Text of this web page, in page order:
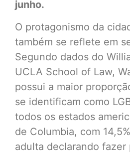
junho.
O protagonismo da
também se reflete em
Segundo dados do
UCLA School of Law,
possui a maior
se identificam como
todos os estados
de Columbia, com
adulta declarando fazer